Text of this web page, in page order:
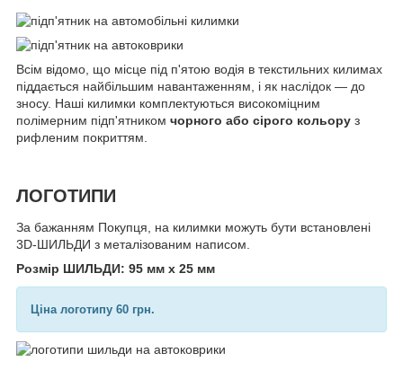
Всім відомо, що місце під п'ятою водія в текстильних килимах
піддається найбільшим навантаженням, і як наслідок — до
зносу. Наші килимки комплектуються високоміцним
полімерним підп'ятником чорного або сірого кольору з
рифленим покриттям.
ЛОГОТИПИ
За бажанням Покупця, на килимки можуть бути встановлені
3D-ШИЛЬДИ з металізованим написом.
Розмір ШИЛЬДИ: 95 мм х 25 мм
Ціна логотипу 60 грн.